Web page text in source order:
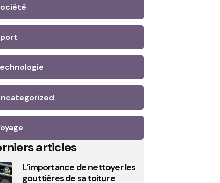
articles
L’importance de nettoyer les
gouttières de sa toiture